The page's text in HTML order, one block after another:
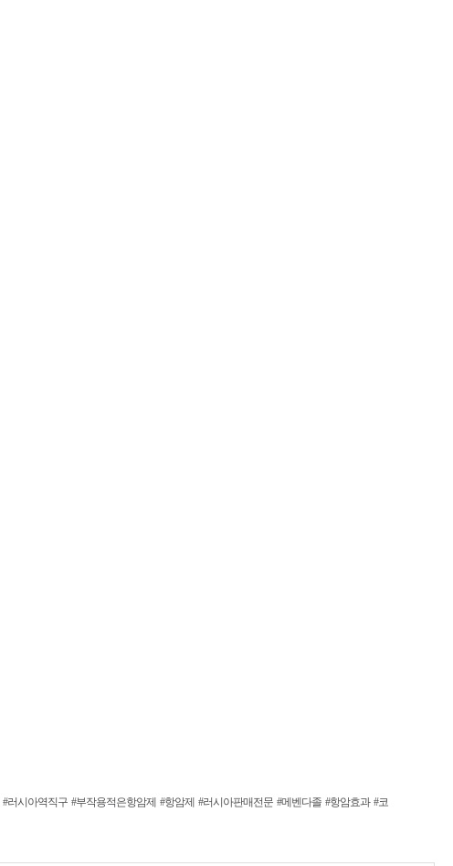
#러시아역직구 #부작용적은항암제 #항암제 #러시아판매전문 #메벤다졸 #항암효과 #코